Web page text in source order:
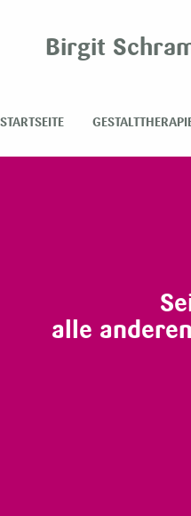
Birgit
STARTSEITE
alle